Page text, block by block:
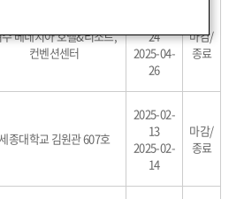
베네치아 호텔&리조트,
컨벤션센터
24
2025-04-
26
마감/
종료
종대학교 김원관 607호
2025-02-
13
2025-02-
14
마감/
종료